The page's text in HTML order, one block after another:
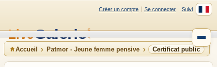
Créer un compte Se connecter Suivi
Accueil Patmor - Jeune femme pensive Certificat public